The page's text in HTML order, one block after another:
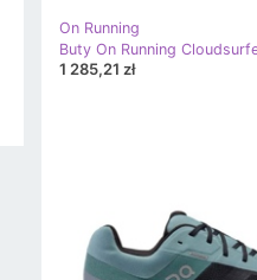
On Running
1 285,21 zł